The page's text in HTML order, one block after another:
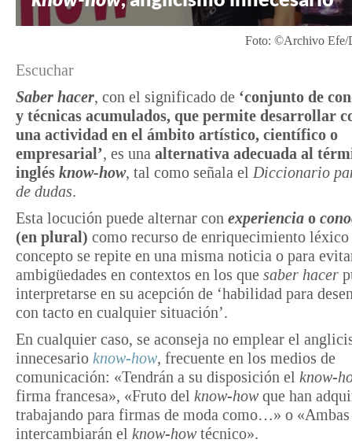
Foto: ©Archivo Efe/
Escuchar
Saber hacer, con el significado de ‘conjunto de
y técnicas acumulados, que permite desarrollar
una actividad en el ámbito artístico, científico o
empresarial’, es una alternativa adecuada al
inglés know-how, tal como señala el Diccionario
de dudas.
Esta locución puede alternar con experiencia o
(en plural) como recurso de enriquecimiento
concepto se repite en una misma noticia o para
ambigüedades en contextos en los que saber hacer
interpretarse en su acepción de ‘habilidad para
con tacto en cualquier situación’.
En cualquier caso, se aconseja no emplear el
innecesario know-how, frecuente en los medios de
comunicación: «Tendrán a su disposición el know-
firma francesa», «Fruto del know-how que han
trabajando para firmas de moda como…» o «Ambas
intercambiarán el know-how técnico».